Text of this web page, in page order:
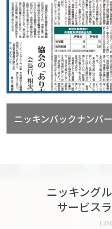
ニッキンバックナンバー
ニッキング
サービス